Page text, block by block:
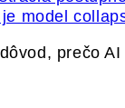
model
prečo